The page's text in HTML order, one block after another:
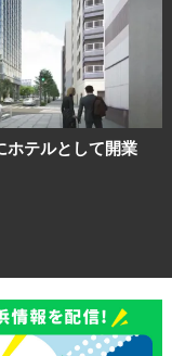
ホテルとして開業